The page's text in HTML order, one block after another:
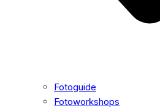
Fotoguide
Fotoworkshops